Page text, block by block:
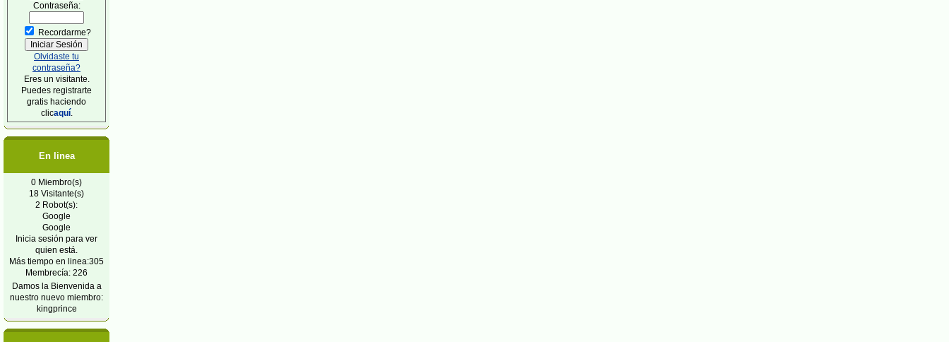
Contraseña:
Recordarme?
Olvidaste tu
contraseña?
Eres un visitante.
Puedes registrarte
gratis haciendo
clicaquí.
En linea
0 Miembro(s)
18 Visitante(s)
2 Robot(s):
Google
Google
Inicia sesión para ver
quien está.
Más tiempo en linea:305
Membrecía: 226
Damos la Bienvenida a
nuestro nuevo miembro:
kingprince